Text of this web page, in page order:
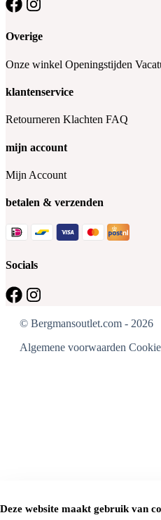
Deze website maakt gebruik van
Overige
Onze winkel Openingstijden
klantenservice
Retourneren Klachten FAQ
mijn account
Mijn Account
betalen & verzenden
Socials
© Bergmansoutlet.com - 2026
Algemene voorwaarden